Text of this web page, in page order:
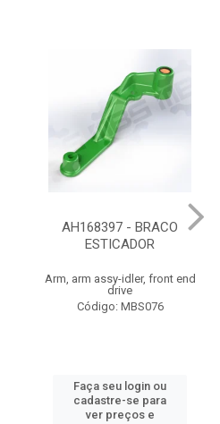
AH168397 - BRACO
ESTICADOR
Arm, arm assy-idler, front end
drive
Código: MBS076
Faça seu login ou
cadastre-se para
ver preços e